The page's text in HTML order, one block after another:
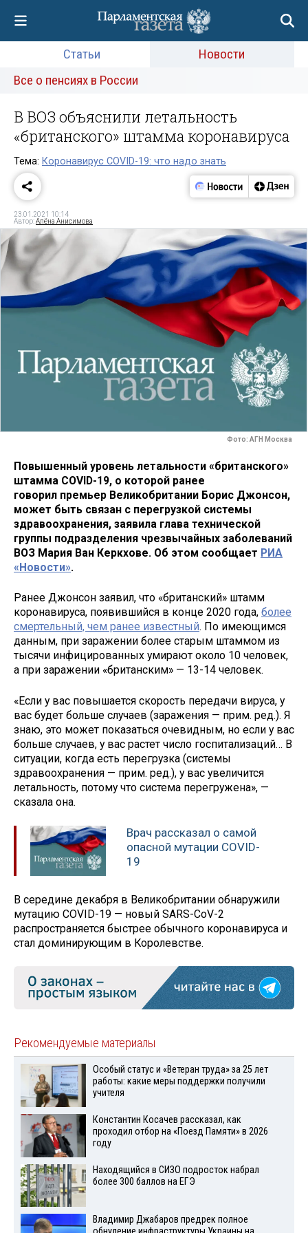
Статьи
Новости
Все о пенсиях в России
В ВОЗ объяснили летальность
«британского» штамма коронавируса
Тема: Коронавирус COVID-19: что надо знать
23.01.2021 10:14
Автор:Алёна Анисимова
Фото: АГН Москва
Повышенный уровень летальности «британского»
штамма COVID-19, о которой ранее
говорил премьер Великобритании Борис Джонсон,
может быть связан с перегрузкой системы
здравоохранения, заявила глава технической
группы подразделения чрезвычайных заболеваний
ВОЗ Мария Ван Керкхове. Об этом сообщает РИА
«Новости».
Ранее Джонсон заявил, что «британский» штамм
коронавируса, появившийся в конце 2020 года, более
смертельный, чем ранее известный. По имеющимся
данным, при заражении более старым штаммом из
тысячи инфицированных умирают около 10 человек,
а при заражении «британским» — 13-14 человек.
«Если у вас повышается скорость передачи вируса, у
вас будет больше случаев (заражения — прим. ред.). Я
знаю, это может показаться очевидным, но если у вас
больше случаев, у вас растет число госпитализаций… В
ситуации, когда есть перегрузка (системы
здравоохранения — прим. ред.), у вас увеличится
летальность, потому что система перегружена», —
сказала она.
Врач рассказал о самой
опасной мутации COVID-
19
В середине декабря в Великобритании обнаружили
мутацию COVID-19 — новый SARS-CoV-2
распространяется быстрее обычного коронавируса и
стал доминирующим в Королевстве.
Рекомендуемые материалы
Особый статус и «Ветеран труда» за 25 лет
работы: какие меры поддержки получили
учителя
Константин Косачев рассказал, как
проходил отбор на «Поезд Памяти» в 2026
году
Находящийся в СИЗО подросток набрал
более 300 баллов на ЕГЭ
Владимир Джабаров предрек полное